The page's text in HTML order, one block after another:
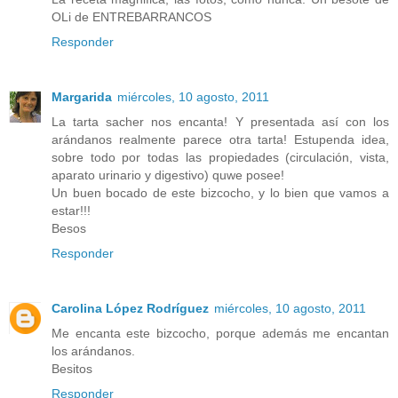
OLi de ENTREBARRANCOS
Responder
Margarida miércoles, 10 agosto, 2011
La tarta sacher nos encanta! Y presentada así con los
arándanos realmente parece otra tarta! Estupenda idea,
sobre todo por todas las propiedades (circulación, vista,
aparato urinario y digestivo) quwe posee!
Un buen bocado de este bizcocho, y lo bien que vamos a
estar!!!
Besos
Responder
Carolina López Rodríguez miércoles, 10 agosto, 2011
Me encanta este bizcocho, porque además me encantan
los arándanos.
Besitos
Responder